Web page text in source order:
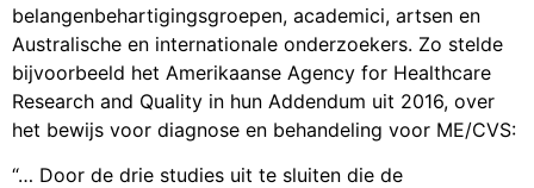
belangenbehartigingsgroepen, academici, artsen en
Australische en internationale onderzoekers. Zo stelde
bijvoorbeeld het Amerikaanse Agency for Healthcare
Research and Quality in hun Addendum uit 2016, over
het bewijs voor diagnose en behandeling voor ME/CVS:
“… Door de drie studies uit te sluiten die de